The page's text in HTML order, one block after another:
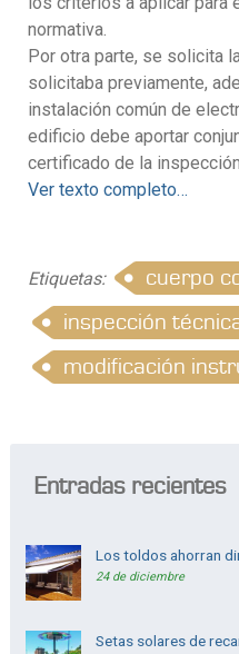
normativa.
Por otra parte, se solicita
solicitaba previamente,
instalación común de
edificio debe aportar
certificado de la
Ver texto completo…
Etiquetas:
cuerpo
inspección
modificación
Entradas recientes
Los toldos ahorran
24 de diciembre
Setas solares de